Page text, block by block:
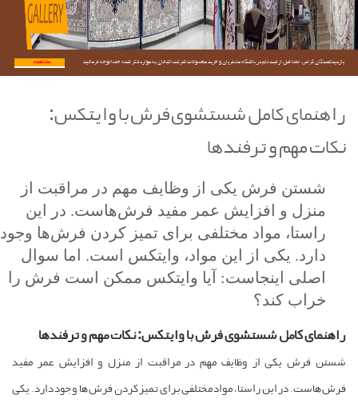
بازدیدکنندگان گرامی؛ لطفا قبل از ثبت نام در باشگاه مشتریان و خرید محصولات شرکت اکباتان به موارد ذکر شده حتما توجه فرمائید. مشاهده...
راهنمای کامل شستشوی فرش با وایتکس:
نکات مهم و ترفندها
شستن فرش یکی از وظایف مهم در مراقبت از
منزل و افزایش عمر مفید فرش‌هاست. در این
راستا، مواد مختلفی برای تمیز کردن فرش‌ها وجود
دارد. یکی از این مواد، وایتکس است. اما سوال
اصلی اینجاست: آیا وایتکس ممکن است فرش را
خراب کند؟
راهنمای کامل شستشوی فرش با وایتکس: نکات مهم و ترفندها
شستن فرش یکی از وظایف مهم در مراقبت از منزل و افزایش عمر مفید
فرش‌هاست. در این راستا، مواد مختلفی برای تمیز کردن فرش‌ها وجود دارد. یکی